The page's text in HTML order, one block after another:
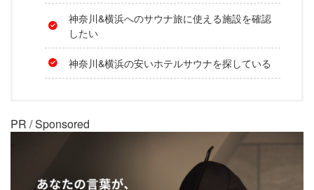
神奈川&横浜へのサウナ旅に使える施設を確認
したい
神奈川&横浜の安いホテルサウナを探している
PR / Sponsored